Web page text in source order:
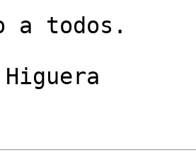
a todos.